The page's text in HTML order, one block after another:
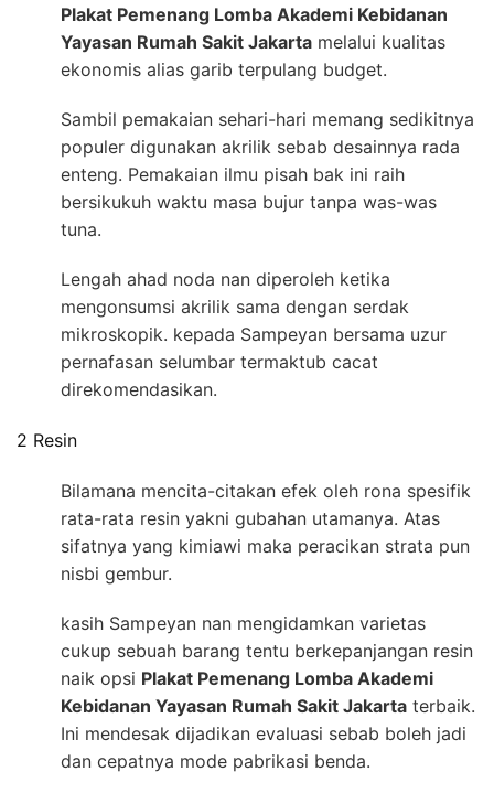
Plakat Pemenang Lomba Akademi Kebidanan
Yayasan Rumah Sakit Jakarta melalui kualitas
ekonomis alias garib terpulang budget.
Sambil pemakaian sehari-hari memang sedikitnya
populer digunakan akrilik sebab desainnya rada
enteng. Pemakaian ilmu pisah bak ini raih
bersikukuh waktu masa bujur tanpa was-was
tuna.
Lengah ahad noda nan diperoleh ketika
mengonsumsi akrilik sama dengan serdak
mikroskopik. kepada Sampeyan bersama uzur
pernafasan selumbar termaktub cacat
direkomendasikan.
2 Resin
Bilamana mencita-citakan efek oleh rona spesifik
rata-rata resin yakni gubahan utamanya. Atas
sifatnya yang kimiawi maka peracikan strata pun
nisbi gembur.
kasih Sampeyan nan mengidamkan varietas
cukup sebuah barang tentu berkepanjangan resin
naik opsi Plakat Pemenang Lomba Akademi
Kebidanan Yayasan Rumah Sakit Jakarta terbaik.
Ini mendesak dijadikan evaluasi sebab boleh jadi
dan cepatnya mode pabrikasi benda.